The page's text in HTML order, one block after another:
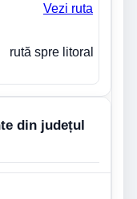
Vezi ruta
rută spre litoral
din județul